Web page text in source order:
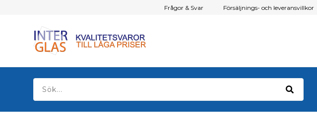
Frågor & Svar Försäljnings- och leveransvillkor